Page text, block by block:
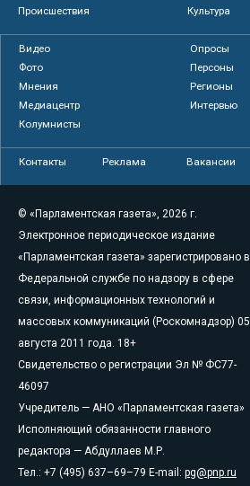
Происшествия
Культура
Видео
Опросы
Фото
Персоны
Мнения
Регионы
Медиацентр
Интервью
Колумнисты
Контакты Реклама Вакансии
© «Парламентская газета», 2026 г.
Электронное периодическое издание
«Парламентская газета» зарегистрировано в
Федеральной службе по надзору в сфере
связи, информационных технологий и
массовых коммуникаций (Роскомнадзор) 05
августа 2011 года. 18+
Свидетельство о регистрации Эл № ФС77-
46097
Учредитель — АНО «Парламентская газета»
Исполняющий обязанности главного
редактора — Абдуллаев М.Р.
Тел.: +7 (495) 637–69–79 E-mail: pg@pnp.ru